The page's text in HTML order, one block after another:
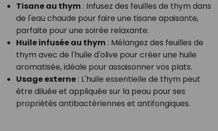
Tisane au thym: Infusez des feuilles de thym dans
de l'eau chaude pour faire une tisane apaisante,
parfaite pour une soirée relaxante.
Huile infusée au thym: Mélangez des feuilles de
thym avec de l'huile d'olive pour créer une huile
aromatisée, idéale pour assaisonner vos plats.
Usage externe: L'huile essentielle de thym peut
être diluée et appliquée sur la peau pour ses
propriétés antibactériennes et antifongiques.